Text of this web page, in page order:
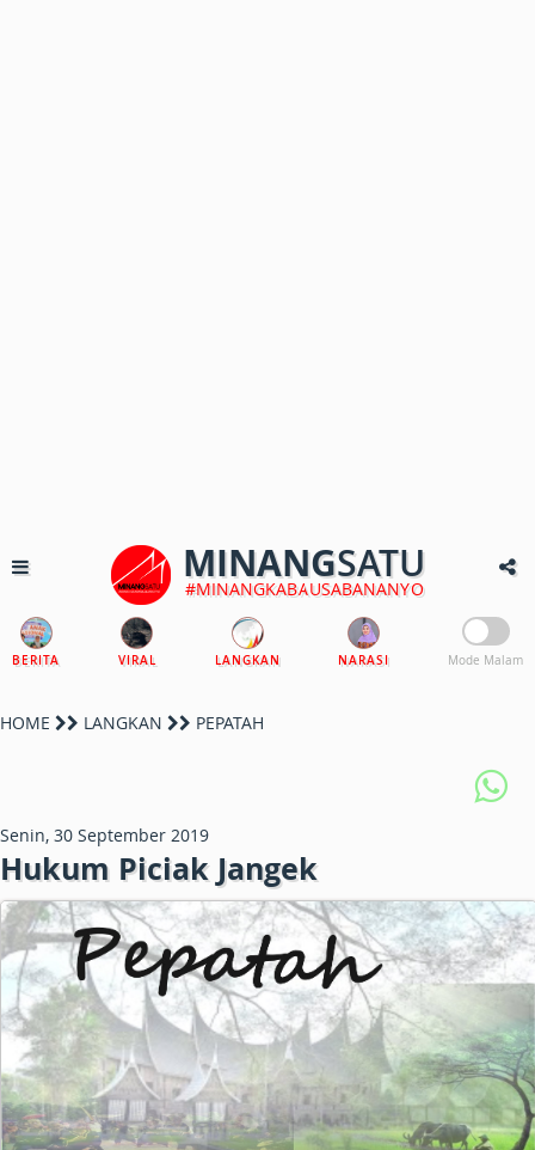
MINANGSATU
#MINANGKABAUSABANANYO
BERITA VIRAL LANGKAN NARASI Mode Malam
HOME LANGKAN PEPATAH
Senin, 30 September 2019
Hukum Piciak Jangek